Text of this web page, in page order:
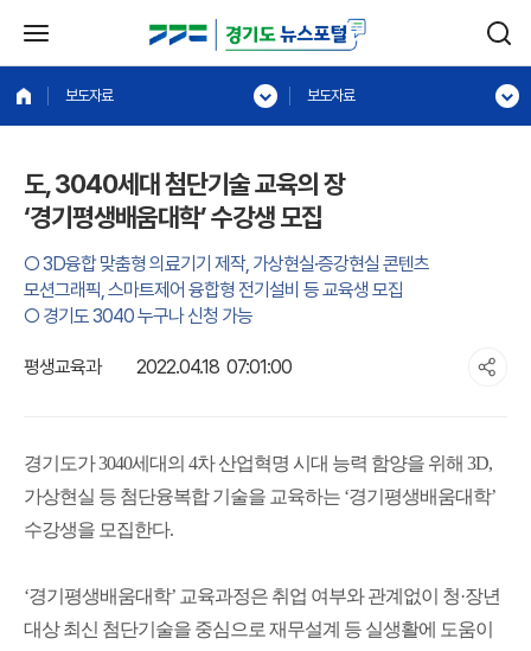
보도자료 보도자료
도, 3040세대 첨단기술 교육의 장
‘경기평생배움대학’ 수강생 모집
○ 3D융합 맞춤형 의료기기 제작, 가상현실·증강현실 콘텐츠
모션그래픽, 스마트제어 융합형 전기설비 등 교육생 모집
○ 경기도 3040 누구나 신청 가능
평생교육과 2022.04.18 07:01:00
경기도가 3040세대의 4차 산업혁명 시대 능력 함양을 위해 3D,
가상현실 등 첨단융복합 기술을 교육하는 ‘경기평생배움대학’
수강생을 모집한다.
‘경기평생배움대학’ 교육과정은 취업 여부와 관계없이 청·장년
대상 최신 첨단기술을 중심으로 재무설계 등 실생활에 도움이